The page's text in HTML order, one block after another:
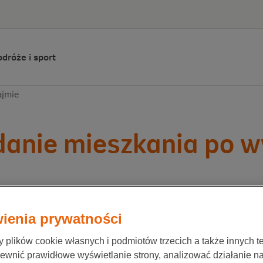
i sport
mieszkania po
umowy najmu mieszkania konieczne
poprawnie.
prywatności
plików cookie własnych i podmiotów trzecich a także innych
prawidłowe wyświetlanie strony, analizować działanie